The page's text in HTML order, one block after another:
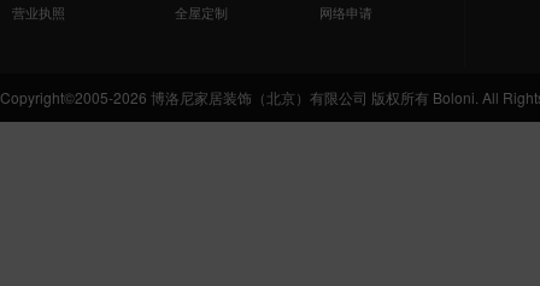
营业执照
全屋定制
网络申请
Copyright©2005-2026 博洛尼家居装饰（北京）有限公司 版权所有 Boloni. All